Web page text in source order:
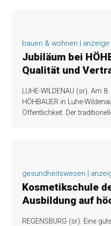
bauen & wohnen | anzeige
Jubiläum bei
Qualität und
LUHE-WILDENAU (sr). Am
HÖHBAUER in Luhe-
Öffentlichkeit. Der
gesundheitswesen |
Kosmetikschule
Ausbildung auf
REGENSBURG (sr). Eine